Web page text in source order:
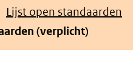
Lijst open standaarden
(verplicht)